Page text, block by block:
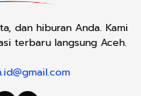
dan hiburan Anda. Kami
terbaru langsung Aceh.